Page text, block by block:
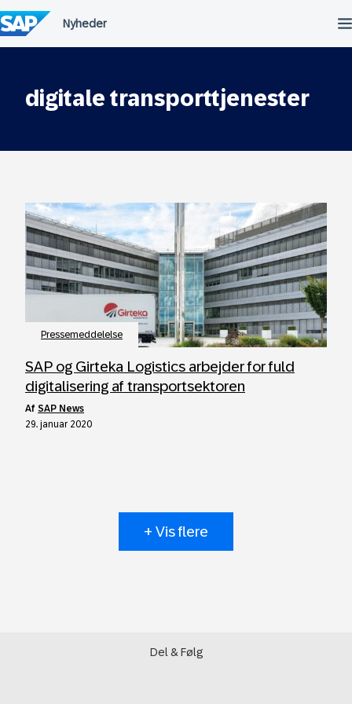
til
indholdet
digitale transporttjenester
Pressemeddelelse
SAP og Girteka Logistics arbejder for fuld
digitalisering af transportsektoren
af SAP News
29. januar 2020
+ Vis flere
Del & Følg